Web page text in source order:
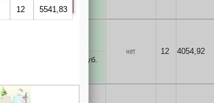
шт.
руб.
нет 12 4054,92